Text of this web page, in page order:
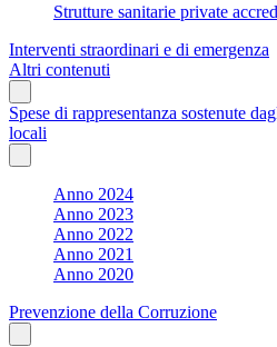
Strutture sanitarie private
Interventi straordinari e di emergenza
Altri contenuti
Spese di rappresentanza sostenute
locali
Anno 2024
Anno 2023
Anno 2022
Anno 2021
Anno 2020
Prevenzione della Corruzione